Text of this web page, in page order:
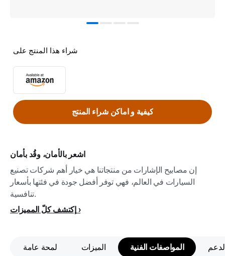
اشعر بالأمان، وقُد بأمان
إن مصابيح الإشارات من منتجاتنا هي خيار أهم شركات تصنيع
السيارات في العالم، فهي توفر أفضل جودة في فئتها بأسعار
تنافسية.
إكتشف كلّ المميزات
شراء هذا المنتج على
كيفية و اماكن شراء المنتج
لمحة عامة الميزات المواصفات الفنية